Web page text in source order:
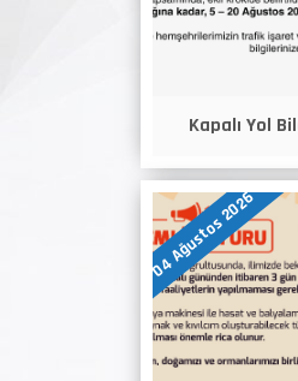
Kapalı Yol
04 Ağustos 2026